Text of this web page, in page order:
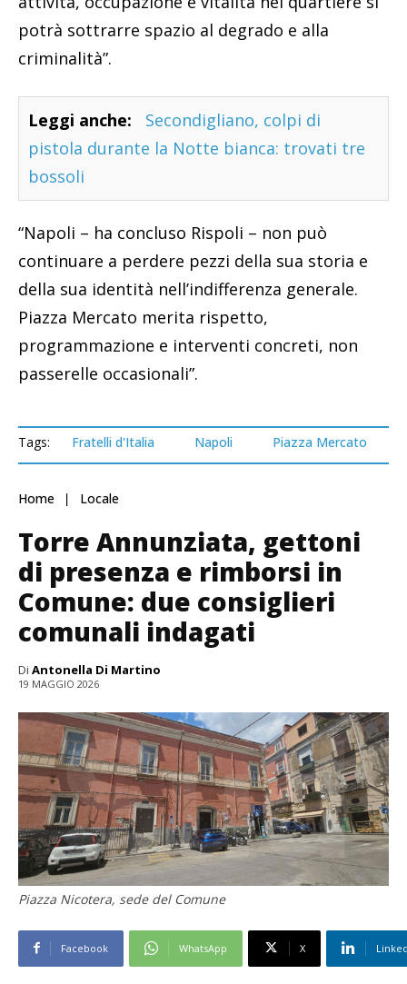
potrà sottrarre spazio al degrado e alla
criminalità”.
Leggi anche:
Secondigliano, colpi di
pistola durante la Notte bianca: trovati tre
bossoli
“Napoli – ha concluso Rispoli – non può
continuare a perdere pezzi della sua storia e
della sua identità nell’indifferenza generale.
Piazza Mercato merita rispetto,
programmazione e interventi concreti, non
passerelle occasionali”.
Tags: Fratelli d'Italia Napoli Piazza Mercato
Home Locale
Torre Annunziata, gettoni
di presenza e rimborsi in
Comune: due consiglieri
comunali indagati
Di Antonella Di Martino
19 MAGGIO 2026
Piazza Nicotera, sede del Comune
Facebook WhatsApp X